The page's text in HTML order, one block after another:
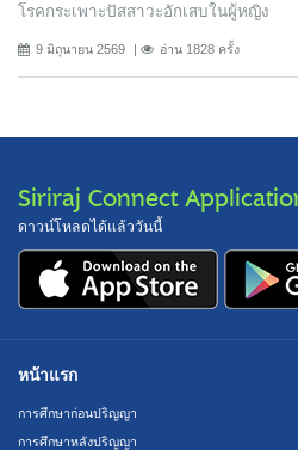
โรคกระเพาะปัสสาวะอักเสบในผู้หญิง
9 มิถุนายน 2569 อ่าน 1828 ครั้ง
Siriraj Connect
ดาวน์โหลดได้แล้ววันนี้
หน้าแรก
การศึกษาก่อนปริญญา
การศึกษาหลังปริญญา